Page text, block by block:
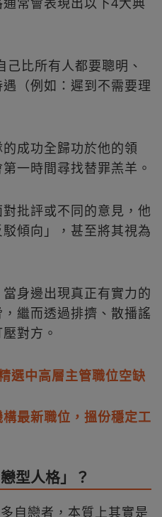
比所有人都要聰明、
（例如：遲到不需要理
成功全歸功於他的領
一時間尋找替罪羔羊。
批評或不同的意見，他
傾向」，甚至將其視為
身邊出現真正有實力的
繼而透過排擠、散播謠
對方。
選中高層主管職位空缺
最新職位，搵份穩定工
型人格」？
自戀者，本質上其實是